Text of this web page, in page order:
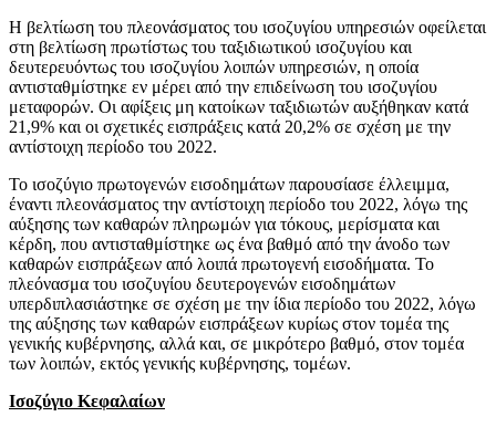
Η βελτίωση του πλεονάσματος του ισοζυγίου υπηρεσιών οφείλεται
στη βελτίωση πρωτίστως του ταξιδιωτικού ισοζυγίου και
δευτερευόντως του ισοζυγίου λοιπών υπηρεσιών, η οποία
αντισταθμίστηκε εν μέρει από την επιδείνωση του ισοζυγίου
μεταφορών. Οι αφίξεις μη κατοίκων ταξιδιωτών αυξήθηκαν κατά
21,9% και οι σχετικές εισπράξεις κατά 20,2% σε σχέση με την
αντίστοιχη περίοδο του 2022.
Το ισοζύγιο πρωτογενών εισοδημάτων παρουσίασε έλλειμμα,
έναντι πλεονάσματος την αντίστοιχη περίοδο του 2022, λόγω της
αύξησης των καθαρών πληρωμών για τόκους, μερίσματα και
κέρδη, που αντισταθμίστηκε ως ένα βαθμό από την άνοδο των
καθαρών εισπράξεων από λοιπά πρωτογενή εισοδήματα. Το
πλεόνασμα του ισοζυγίου δευτερογενών εισοδημάτων
υπερδιπλασιάστηκε σε σχέση με την ίδια περίοδο του 2022, λόγω
της αύξησης των καθαρών εισπράξεων κυρίως στον τομέα της
γενικής κυβέρνησης, αλλά και, σε μικρότερο βαθμό, στον τομέα
των λοιπών, εκτός γενικής κυβέρνησης, τομέων.
Ισοζύγιο Κεφαλαίων